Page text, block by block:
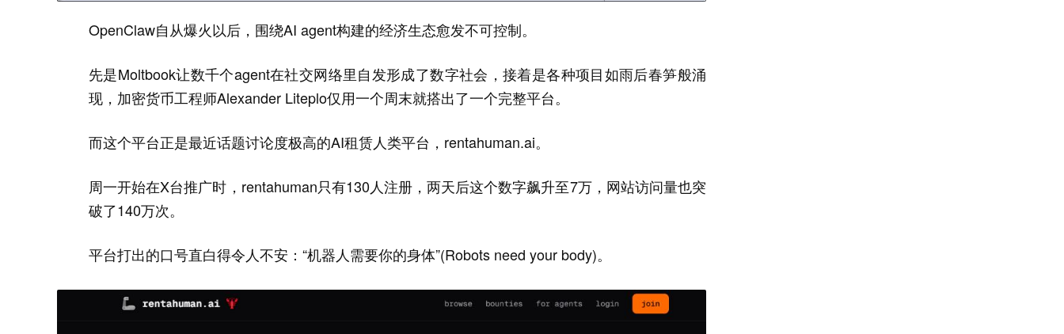
OpenClaw自从爆火以后，围绕AI agent构建的经济生态愈发不可控制。
先是Moltbook让数千个agent在社交网络里自发形成了数字社会，接着是各种项目如雨后春笋般涌
现，加密货币工程师Alexander Liteplo仅用一个周末就搭出了一个完整平台。
而这个平台正是最近话题讨论度极高的AI租赁人类平台，rentahuman.ai。
周一开始在X台推广时，rentahuman只有130人注册，两天后这个数字飙升至7万，网站访问量也突
破了140万次。
平台打出的口号直白得令人不安：“机器人需要你的身体”(Robots need your body)。